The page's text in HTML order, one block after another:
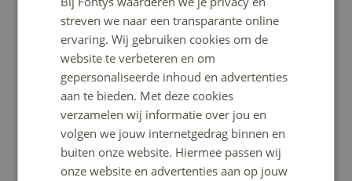
Ga snel naar
Home
Opleidingen
streven we naar een transparante online
ervaring. Wij gebruiken cookies om de
website te verbeteren en om
gepersonaliseerde inhoud en advertenties
aan te bieden. Met deze cookies
verzamelen wij informatie over jou en
volgen we jouw internetgedrag binnen en
buiten onze website. Hiermee passen wij
onze website en advertenties aan op jouw